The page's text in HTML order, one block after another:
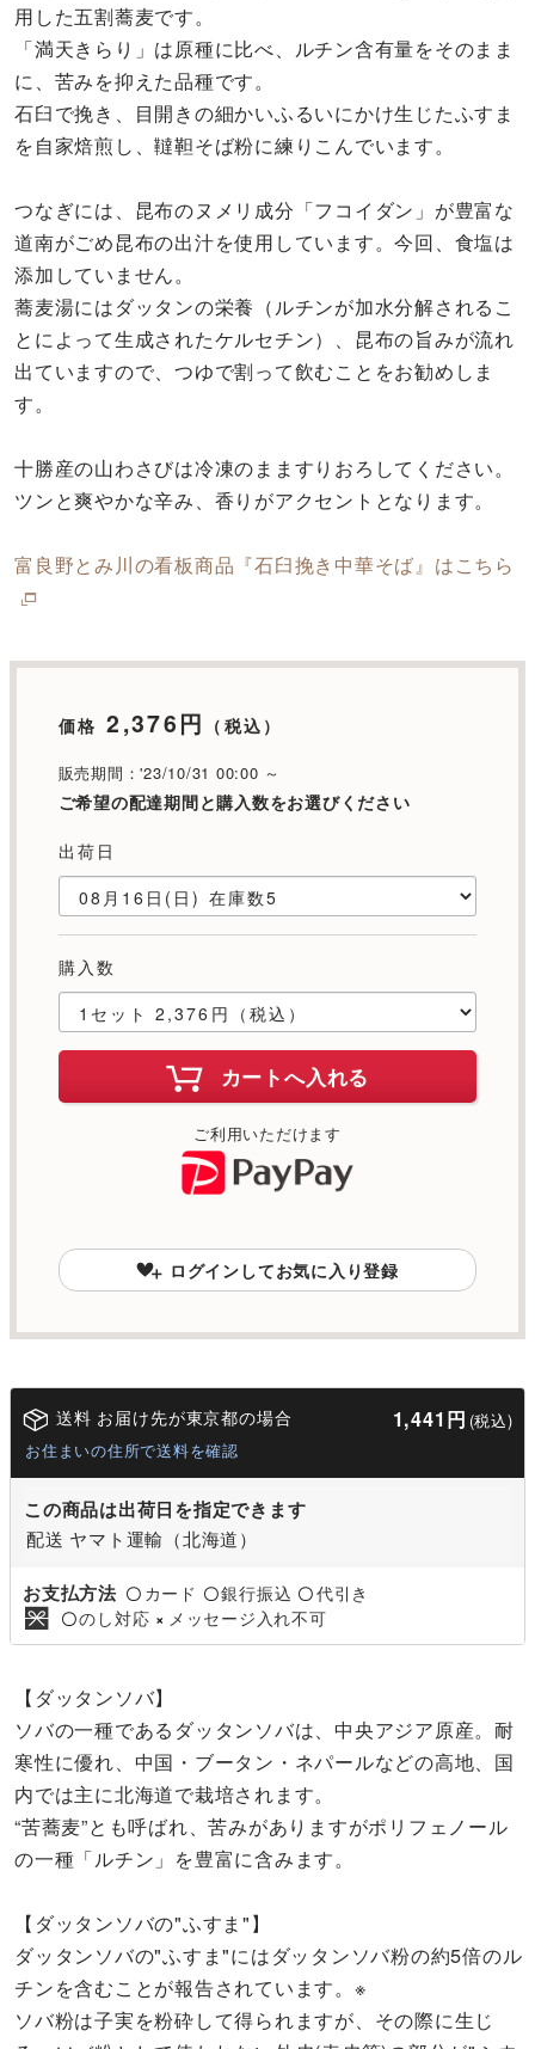
用した五割蕎麦です。
「満天きらり」は原種に比べ、ルチン含有量をそのまま
に、苦みを抑えた品種です。
石臼で挽き、目開きの細かいふるいにかけ生じたふすま
を自家焙煎し、韃靼そば粉に練りこんでいます。
つなぎには、昆布のヌメリ成分「フコイダン」が豊富な
道南がごめ昆布の出汁を使用しています。今回、食塩は
添加していません。
蕎麦湯にはダッタンの栄養（ルチンが加水分解されるこ
とによって生成されたケルセチン）、昆布の旨みが流れ
出ていますので、つゆで割って飲むことをお勧めしま
す。
十勝産の山わさびは冷凍のまますりおろしてください。
ツンと爽やかな辛み、香りがアクセントとなります。
富良野とみ川の看板商品『石臼挽き中華そば』はこちら
価格 2,376円 （税込）
販売期間：'23/10/31 00:00 ～
ご希望の配達期間と購入数をお選びください
出荷日
購入数
カートへ入れる
ご利用いただけます
ログインしてお気に入り登録
送料 お届け先が東京都の場合 1,441円 (税込)
お住まいの住所で送料を確認
この商品は出荷日を指定できます
配送 ヤマト運輸（北海道）
お支払方法 〇 カード 〇銀行振込 〇代引き
〇のし対応 × メッセージ入れ不可
【ダッタンソバ】
ソバの一種であるダッタンソバは、中央アジア原産。耐
寒性に優れ、中国・ブータン・ネパールなどの高地、国
内では主に北海道で栽培されます。
“苦蕎麦”とも呼ばれ、苦みがありますがポリフェノール
の一種「ルチン」を豊富に含みます。
【ダッタンソバの"ふすま"】
ダッタンソバの"ふすま"にはダッタンソバ粉の約5倍のル
チンを含むことが報告されています。※
ソバ粉は子実を粉砕して得られますが、その際に生じ